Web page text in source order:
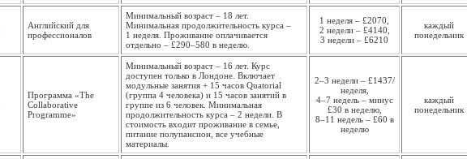
Английский для
профессионалов
Минимальный возраст – 18 лет.
Минимальная продолжи­тельность курса –
1 неделя. Проживание оплачивается
отдельно – £290–580 в неделю.
1 неделя – £2070,
2 недели – £4140,
3 недели – £6210
каждый
понедель­ник
Программа «The
Collaborative
Programme»
Минимальный возраст – 16 лет. Курс
доступен только в Лондоне. Включает
модульные занятия + 15 часов Quatorial
(группа 4 человека) и 15 часов занятий в
группе из 6 человек. Минимальная
продолжи­тельность курса – 2 недели. В
стоимость входит проживание в семье,
питание полупансион, все учебные
материалы.
2–3 недели – £1437/
неделя,
4–7 недель – минус
£30 в неделю,
8–11 недель – £60 в
неделю
каждый
понедель­ник